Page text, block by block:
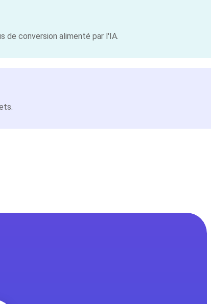
de conversion alimenté par l'IA.